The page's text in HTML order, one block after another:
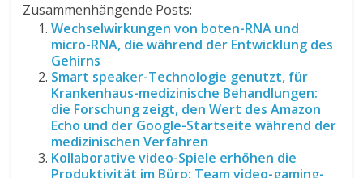
Zusammenhängende Posts:
Wechselwirkungen von boten-RNA und
micro-RNA, die während der Entwicklung des
Gehirns
Smart speaker-Technologie genutzt, für
Krankenhaus-medizinische Behandlungen:
die Forschung zeigt, den Wert des Amazon
Echo und der Google-Startseite während der
medizinischen Verfahren
Kollaborative video-Spiele erhöhen die
Produktivität im Büro: Team video-gaming-